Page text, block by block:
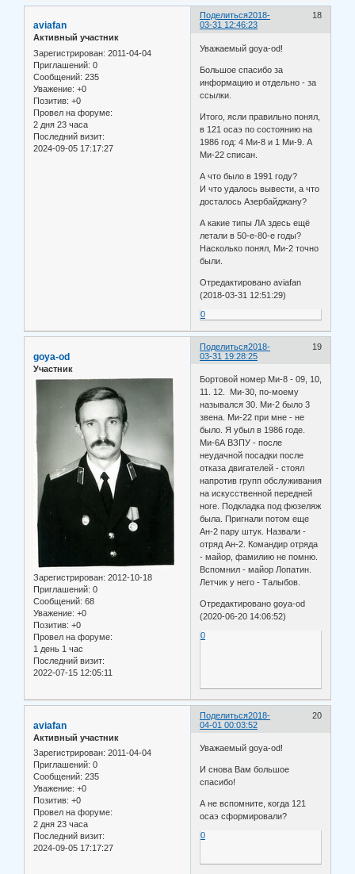
Поделиться 18
2018-
03-31 12:46:23
aviafan
Активный участник
Зарегистрирован: 2011-04-04
Приглашений: 0
Сообщений: 235
Уважение: +0
Позитив: +0
Провел на форуме:
2 дня 23 часа
Последний визит:
2024-09-05 17:17:27
Уважаемый goya-od!
Большое спасибо за
информацию и отдельно - за
ссылки.
Итого, ясли правильно понял,
в 121 осаэ по состоянию на
1986 год: 4 Ми-8 и 1 Ми-9. А
Ми-22 списан.
А что было в 1991 году?
И что удалось вывести, а что
досталось Азербайджану?
А какие типы ЛА здесь ещё
летали в 50-е-80-е годы?
Насколько понял, Ми-2 точно
были.
Отредактировано aviafan
(2018-03-31 12:51:29)
0
Поделиться 19
2018-
03-31 19:28:25
goya-od
Участник
Зарегистрирован: 2012-10-18
Приглашений: 0
Сообщений: 68
Уважение: +0
Позитив: +0
Провел на форуме:
1 день 1 час
Последний визит:
2022-07-15 12:05:11
Бортовой номер Ми-8 - 09, 10,
11. 12. Ми-30, по-моему
назывался 30. Ми-2 было 3
звена. Ми-22 при мне - не
было. Я убыл в 1986 годе.
Ми-6А ВЗПУ - после
неудачной посадки после
отказа двигателей - стоял
напротив групп обслуживания
на искусственной передней
ноге. Подкладка под фюзеляж
была. Пригнали потом еще
Ан-2 пару штук. Назвали -
отряд Ан-2. Командир отряда
- майор, фамилию не помню.
Вспомнил - майор Лопатин.
Летчик у него - Талыбов.
Отредактировано goya-od
(2020-06-20 14:06:52)
0
Поделиться 20
2018-
04-01 00:03:52
aviafan
Активный участник
Зарегистрирован: 2011-04-04
Приглашений: 0
Сообщений: 235
Уважение: +0
Позитив: +0
Провел на форуме:
2 дня 23 часа
Последний визит:
2024-09-05 17:17:27
Уважаемый goya-od!
И снова Вам большое
спасибо!
А не вспомните, когда 121
осаэ сформировали?
0